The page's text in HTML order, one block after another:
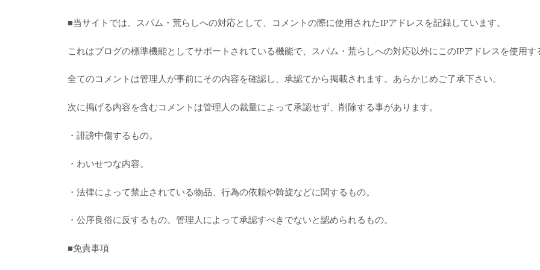
■当サイトでは、スパム・荒らしへの対応として、コメントの際に使用されたIPアドレスを記録しています。
これはブログの標準機能としてサポートされている機能で、スパム・荒らしへの対応以外にこのIPアドレスを使用す
全てのコメントは管理人が事前にその内容を確認し、承認てから掲載されます。あらかじめご了承下さい。
次に掲げる内容を含むコメントは管理人の裁量によって承認せず、削除する事があります。
・誹謗中傷するもの。
・わいせつな内容。
・法律によって禁止されている物品、行為の依頼や斡旋などに関するもの。
・公序良俗に反するもの。管理人によって承認すべきでないと認められるもの。
■免責事項